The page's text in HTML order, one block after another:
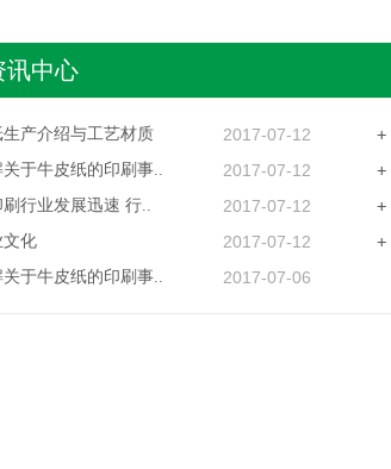
讯中心
产介绍与工艺材质 2017-07-12
于牛皮纸的印刷事.. 2017-07-12
行业发展迅速 行.. 2017-07-12
文化 2017-07-12
于牛皮纸的印刷事.. 2017-07-06